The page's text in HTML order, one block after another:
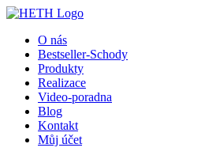
Přeskočit
obsah
O nás
Bestseller-Schody
Produkty
Realizace
Video-poradna
Blog
Kontakt
Můj účet